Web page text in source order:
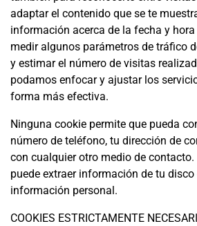
adaptar el contenido que se te
información acerca de la fecha y
medir algunos parámetros de tráfico
y estimar el número de visitas
podamos enfocar y ajustar los
forma más efectiva.
Ninguna cookie permite que pueda
número de teléfono, tu dirección de
con cualquier otro medio de
puede extraer información de tu
información personal.
COOKIES ESTRICTAMENTE